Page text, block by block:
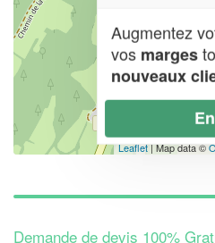
Leaflet| Map data ©
Demande de devis 100%
Augmentez
vos marges
nouveaux